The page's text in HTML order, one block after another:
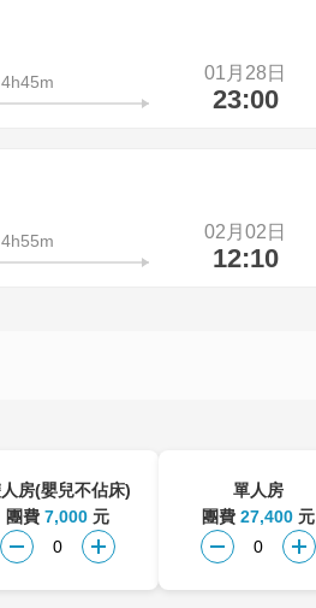
4h45m 01月28日
23:00
4h55m 02月02日
12:10
房(嬰兒不佔床)
團費7,000 元
單人房
團費 27,400元